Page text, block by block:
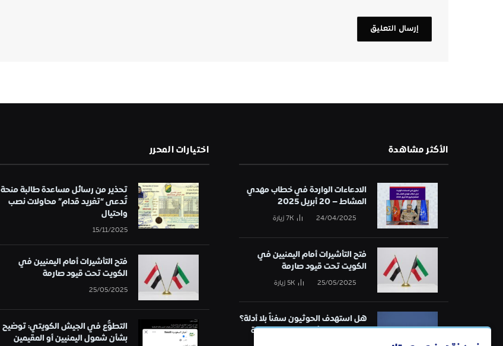
الأكثر مشاهدة
الادعاءات الواردة في خطاب مهدي
المشاط – 20 أبريل 2025
24/04/2025
7Kزيارة
فتح التأشيرات أمام اليمنيين في
الكويت تحت قيود صارمة
25/05/2025
5Kزيارة
هل استهدف الحوثيون سفناً بلا أدلة؟
تحقيق في قائمة الهجمات البحرية
اختيارات المحرر
تحذير من رسائل مساعدة طالبة منحة
تُدعى “تغريد قدام” محاولات نصب
واحتيال
15/11/2025
فتح التأشيرات أمام اليمنيين في
الكويت تحت قيود صارمة
25/05/2025
التطوُّع في الجيش الكويتي: توضيح
بشأن شمول اليمنيين أو المقيمين